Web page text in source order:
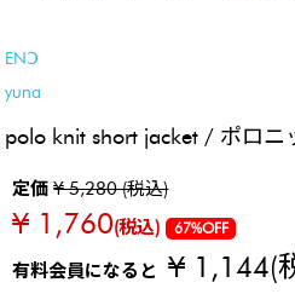
ENↃ
yuna
polo knit short jacket / ポロニ
定価¥ 5,280 (税込)
¥ 1,760(税込) 67%OFF
有料会員になると¥ 1,144(